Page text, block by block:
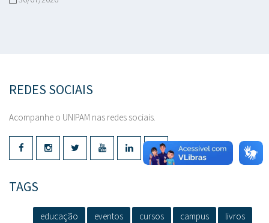
REDES SOCIAIS
Acompanhe o UNIPAM nas redes sociais.
TAGS
educação eventos cursos campus
livros